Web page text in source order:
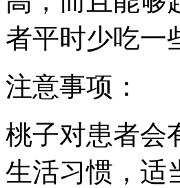
者平时少吃一
注意事项：
桃子对患者会
生活习惯，适